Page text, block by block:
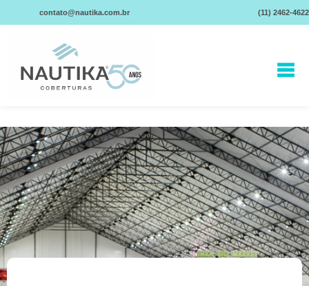
contato@nautika.com.br (11) 2462-4622